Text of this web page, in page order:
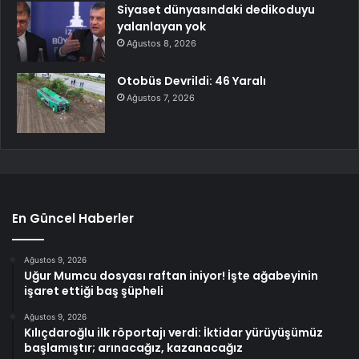
Siyaset dünyasındaki dedikoduyu
yalanlayan yok
Ağustos 8, 2026
Otobüs Devrildi: 46 Yaralı
Ağustos 7, 2026
En Güncel Haberler
Ağustos 9, 2026
Uğur Mumcu dosyası raftan iniyor! İşte ağabeyinin
işaret ettiği baş şüpheli
Ağustos 9, 2026
Kılıçdaroğlu ilk röportajı verdi: İktidar yürüyüşümüz
başlamıştır; arınacağız, kazanacağız